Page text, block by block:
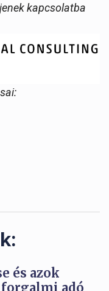
kapcsolatba
és azok
adó